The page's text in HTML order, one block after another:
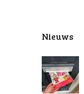
Nieuws